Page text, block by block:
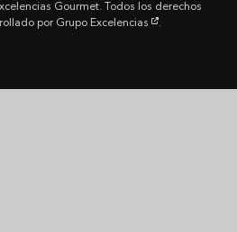
Gourmet. Todos los derechos
por Grupo Excelencias .